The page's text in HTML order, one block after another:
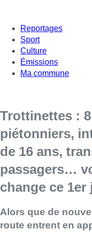
Reportages
Sport
Culture
Émissions
Ma commune
Trottinettes :
piétonniers,
de 16 ans,
passagers…
change ce 1er
Alors que de
route entrent en